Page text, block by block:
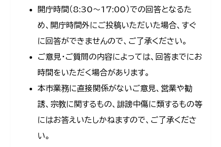
開庁時間（8:30〜17:00）での回答となるた
め、開庁時間外にご投稿いただいた場合、すぐ
に回答ができませんので、ご了承ください。
ご意見・ご質問の内容によっては、回答までにお
時間をいただく場合があります。
本市業務に直接関係がないご意見、営業や勧
誘、宗教に関するもの、誹謗中傷に類するもの等
にはお答えいたしかねますので、ご了承くださ
い。